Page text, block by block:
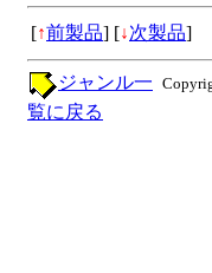
[↑前製品] [↓次製品]
ジャンル一
覧に戻る